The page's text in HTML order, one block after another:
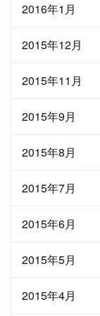
2016年1月
2015年12月
2015年11月
2015年9月
2015年8月
2015年7月
2015年6月
2015年5月
2015年4月